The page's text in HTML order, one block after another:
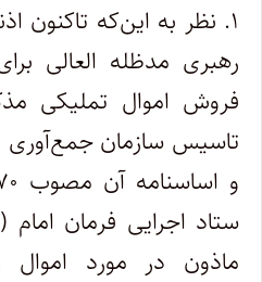
۱. نظر به این‌که تاکنون
رهبری مدظله العالی
تاسیس سازمان جمع‌آوری
ستاد اجرایی فرمان امام
ماذون در مورد